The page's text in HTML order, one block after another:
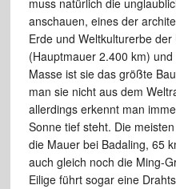
muss natürlich die
anschauen, eines der
Erde und Weltkulturerbe
(Hauptmauer 2.400 km) und
Masse ist sie das größte
man sie nicht aus dem
allerdings erkennt man
Sonne tief steht. Die
die Mauer bei Badaling, 65
auch gleich noch die Ming-
Eilige führt sogar eine